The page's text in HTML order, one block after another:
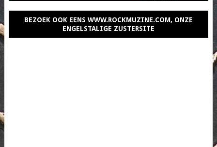
BEZOEK OOK EENS WWW.ROCKMUZINE.COM, ONZE
ENGELSTALIGE ZUSTERSITE